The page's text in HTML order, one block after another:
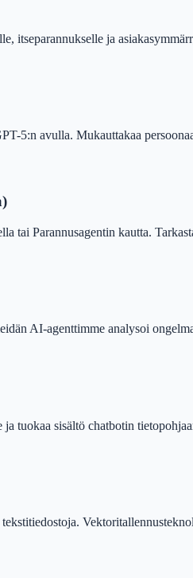
itseparannukselle ja
5:n avulla. Mukauttakaa
tai Parannusagentin kautta.
AI-agenttimme analysoi
tuokaa sisältö chatbotin